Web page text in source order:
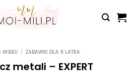
WIEKU / ZABAWKI DLA 9 LATKA
metali – EXPERT